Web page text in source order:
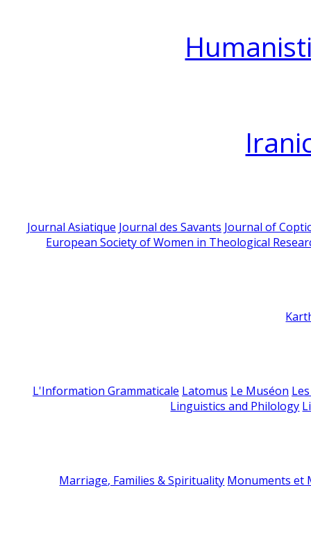
Journal Asiatique Journal des Savants Journal of
European Society of Women in Theological
L'Information Grammaticale Latomus Le Muséon
Linguistics and Philology
Marriage, Families & Spirituality Monuments et